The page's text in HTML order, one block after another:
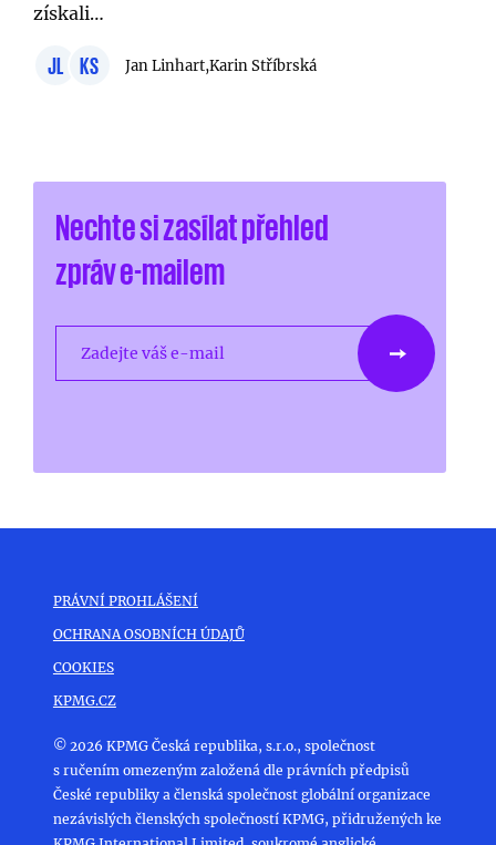
získali…
JL KS Jan Linhart,Karin Stříbrská
Nechte si zasílat přehled
zpráv e-mailem
Zadejte váš e-mail
PRÁVNÍ PROHLÁŠENÍ
OCHRANA OSOBNÍCH ÚDAJŮ
COOKIES
KPMG.CZ
© 2026 KPMG Česká republika, s.r.o., společnost
s ručením omezeným založená dle právních předpisů
České republiky a členská společnost globální organizace
nezávislých členských společností KPMG, přidružených ke